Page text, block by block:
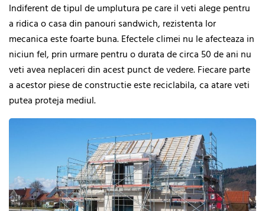
Indiferent de tipul de umplutura pe care il veti alege pentru
a ridica o casa din panouri sandwich, rezistenta lor
mecanica este foarte buna. Efectele climei nu le afecteaza in
niciun fel, prin urmare pentru o durata de circa 50 de ani nu
veti avea neplaceri din acest punct de vedere. Fiecare parte
a acestor piese de constructie este reciclabila, ca atare veti
putea proteja mediul.